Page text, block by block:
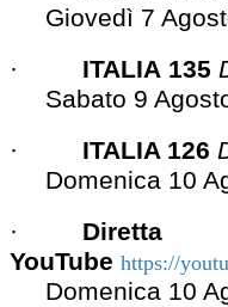
Giovedì 7
·
ITALIA 135
Sabato 9
·
ITALIA 126
Domenica 10
·
Diretta
YouTube https://
Domenica 10